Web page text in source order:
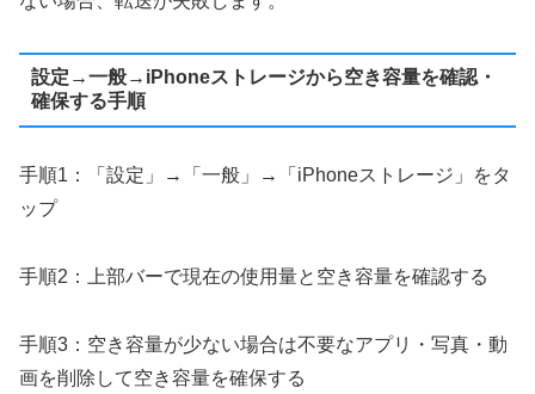
設定→一般→iPhoneストレージから空き容量を確認・
確保する手順
手順1：「設定」→「一般」→「iPhoneストレージ」をタ
ップ
手順2：上部バーで現在の使用量と空き容量を確認する
手順3：空き容量が少ない場合は不要なアプリ・写真・動
画を削除して空き容量を確保する